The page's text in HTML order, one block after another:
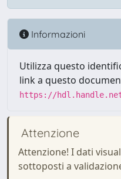
Informazioni
Utilizza questo
link a questo
https://
Attenzione
Attenzione! I dati
sottoposti a